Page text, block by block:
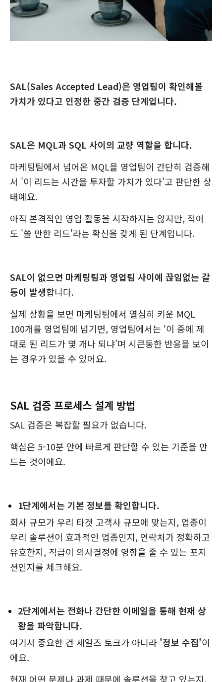
SAL(Sales Accepted Lead)은 영업팀이 확인해볼
가치가 있다고 인정한 중간 검증 단계입니다.
SAL은 MQL과 SQL 사이의 교량 역할을 합니다.
마케팅팀에서 넘어온 MQL을 영업팀이 간단히 검증해
서 '이 리드는 시간을 투자할 가치가 있다'고 판단한 상
태예요.
아직 본격적인 영업 활동을 시작하지는 않지만, 적어
도 '쓸 만한 리드'라는 확신을 갖게 된 단계입니다.
SAL이 없으면 마케팅팀과 영업팀 사이에 끊임없는 갈
등이 발생합니다.
실제 상황을 보면 마케팅팀에서 열심히 키운 MQL
100개를 영업팀에 넘기면, 영업팀에서는 ‘이 중에 제
대로 된 리드가 몇 개나 되냐’며 시큰둥한 반응을 보이
는 경우가 있을 수 있어요.
SAL 검증 프로세스 설계 방법
SAL 검증은 복잡할 필요가 없습니다.
핵심은 5-10분 안에 빠르게 판단할 수 있는 기준을 만
드는 것이에요.
1단계에서는 기본 정보를 확인합니다.
회사 규모가 우리 타겟 고객사 규모에 맞는지, 업종이
우리 솔루션이 효과적인 업종인지, 연락처가 정확하고
유효한지, 직급이 의사결정에 영향을 줄 수 있는 포지
션인지를 체크해요.
2단계에서는 전화나 간단한 이메일을 통해 현재 상
황을 파악합니다.
여기서 중요한 건 세일즈 토크가 아니라 '정보 수집'이
에요.
현재 어떤 문제나 과제 때문에 솔루션을 찾고 있는지,